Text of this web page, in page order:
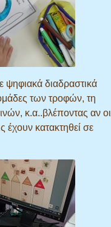
ψηφιακά διαδραστικά
ομάδες των τροφών, τη
κ.α..βλέποντας αν οι
έχουν κατακτηθεί σε